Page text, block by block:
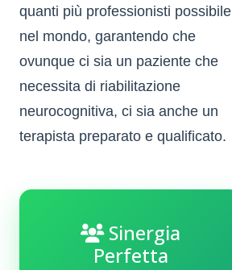
quanti più professionisti possibile
nel mondo, garantendo che
ovunque ci sia un paziente che
necessita di riabilitazione
neurocognitiva, ci sia anche un
terapista preparato e qualificato.
Sinergia
Perfetta